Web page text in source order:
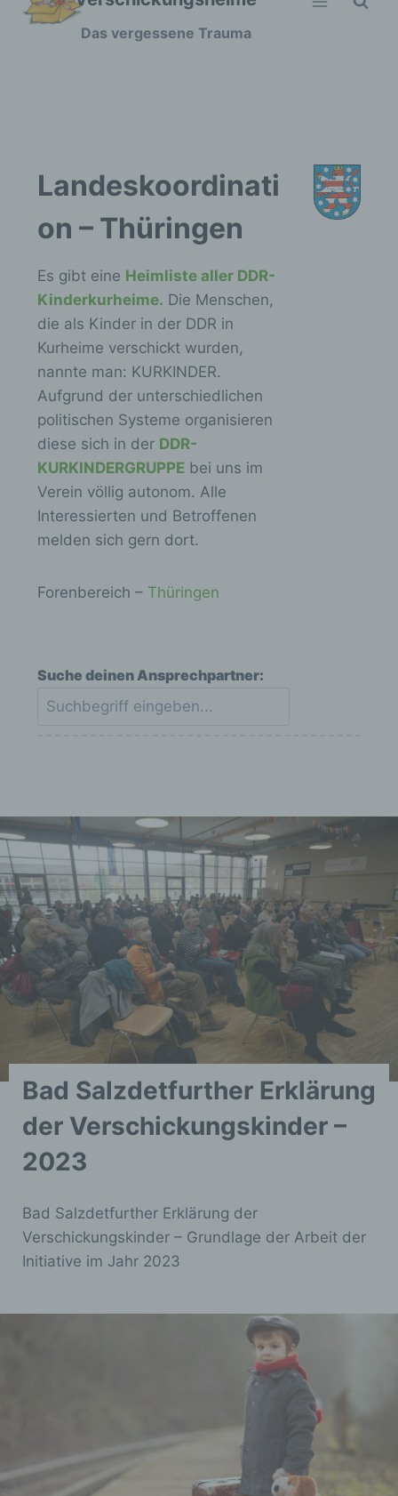
Zum
Das vergessene Trauma
Landeskoordinati
on – Thüringen
Es gibt eine Heimliste aller DDR-
Kinderkurheime. Die Menschen,
die als Kinder in der DDR in
Kurheime verschickt wurden,
nannte man: KURKINDER.
Aufgrund der unterschiedlichen
politischen Systeme organisieren
diese sich in der DDR-
KURKINDERGRUPPE bei uns im
Verein völlig autonom. Alle
Interessierten und Betroffenen
melden sich gern dort.
Forenbereich – Thüringen
Suche deinen Ansprechpartner:
Bad Salzdetfurther Erklärung
der Verschickungskinder –
2023
Bad Salzdetfurther Erklärung der
Verschickungskinder – Grundlage der Arbeit der
Initiative im Jahr 2023